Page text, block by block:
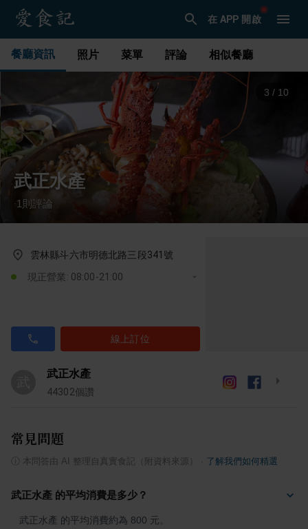
在 APP 開啟
餐廳資訊 照片 菜單 評論 相似餐廳
3 / 10
武正水產
·1 則評論
雲林縣斗六市明德北路三段341號
現正營業: 08:00-21:00
線上訂位
武正水產
44302個讚
常見問題
本問答由 AI 整理自真實食記（附資料來源） 了解我們如何精選
武正水產 的平均消費是多少？
武正水產 的平均消費約為 800 元。